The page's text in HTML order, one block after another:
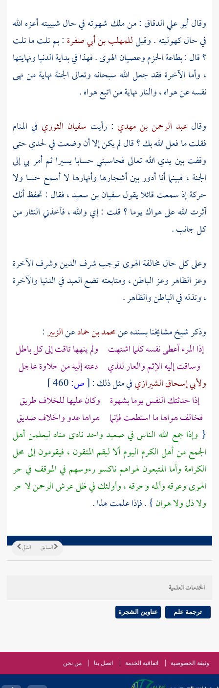
وقالأبو علي الدقاق : من ملك شهوته في حال شبيبته أعزه الله
في حال كهوليته . وقيلللمهلب بن أبي صفرة : بم نلت ما نلت
؟ قال : بطاعة الحزم وعصيان الهوى . فهذا في بداية الدنيا ونهايتها
، وأما الآخرة فقد جعل الله سبحانه وتعالى الجنة نهاية من نهى
نفسه عن هواه ، والنار نهاية من اتبع هواه .
وقالعبد الرحمن بن مهدي : رأيت سفيان الثوري في المنام
فقلت ما فعل الله بك ؟ قال لم يكن إلا أن وضعت في لحدي حتى
وقفت بين يدي الله تعالى فحاسبني حسابا يسيرا ثم أمر بي إلى
الجنة ، فبينما أنا أدور بين أشجارها وأنهارها لا أسمع حسا ولا
حركة إذ سمعت قائلا يقولسفيان بن سعيد، فقال : تحفظ أنك
آثرت الله على هواك يوما ؟ قلت : إي والله ، فأخذني النثار من
كل جانب .
وعلى كل حال مخالفة الهوى توجب شرف الدين وشرف الآخرة
وعز الظاهر وعز الباطن ، ومتابعته تضع العبد في الدنيا والآخرة
، وتذله في الباطن والظاهر .
وذكر شيخ مشايخنا بسنده عنمحمد بن حمادعنالزبير:
إذا المرء أعطى نفسه كلما اشتهت ولم ينهها تاقت إلى كل باطل
وساقت إليه الإثم والعار للذي دعته إليه من حلاوة عاجل
ولأبي إسحاق الشيرازيفي مثل ذلك :[ص:
إذا حدثتك النفس يوما بشهوة وكان عليها للخلاف طريق
فخالف هواها ما استطعت فإنما هواها عدو والخلاف صديق
{ وإذا جمع الله الناس في صعيد واحد نادى مناد ليعلمن أهل
الجمع من أهل الكرم اليوم ألا ليقم المتقون ، فيقومون إلى محل
الكرامة وأما المتبعون لهواهم ناكسو رءوسهم في الموقف في حر
الهوى وعرقه وألمه وحرقه ، وأولئك في ظل عرش الرحمن لا حر
ولا ذل ولا هوان} . فإذا علمت هذا .
التالي السابق
الخدمات العلمية
ترجمة علم عناوين الشجرة
وثيقة الخصوصية اتفاقية الخدمة اتصل بنا من نحن